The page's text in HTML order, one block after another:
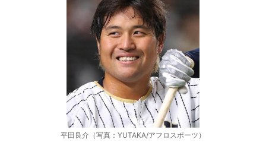
平田良介（写真：YUTAKA/アフロスポーツ）